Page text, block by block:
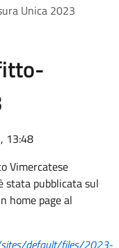
Unica 2023
13:48
Vimercatese
stata pubblicata sul
home page al
default/files/2023-